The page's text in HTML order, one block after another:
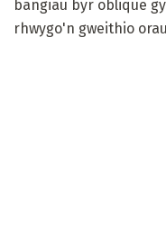
bangiau byr oblique
rhwygo'n gweithio